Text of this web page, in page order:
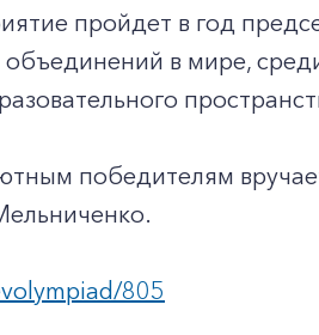
пройдет в год
в мире,
победителям
805